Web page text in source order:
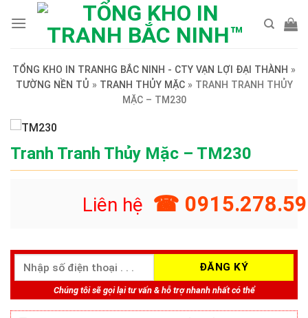
TỔNG KHO IN TRANHG BẮC NINH - CTY VẠN LỢI ĐẠI THÀNH »
TƯỜNG NỀN TỦ » TRANH THỦY MẶC» TRANH TRANH THỦY
MẶC – TM230
Tranh Tranh Thủy Mặc – TM230
Liên hệ ☎
Chúng tôi sẽ gọi lại tư vấn & hỗ trợ nhanh nhất có thể